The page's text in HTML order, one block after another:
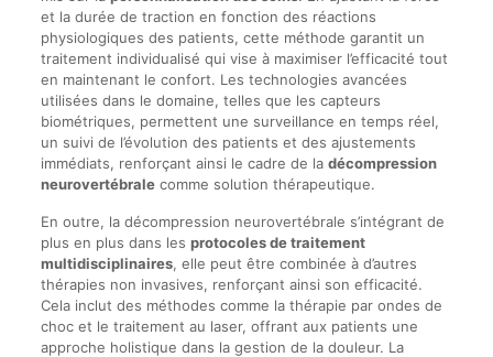
et la durée de traction en fonction des réactions
physiologiques des patients, cette méthode garantit un
traitement individualisé qui vise à maximiser l’efficacité tout
en maintenant le confort. Les technologies avancées
utilisées dans le domaine, telles que les capteurs
biométriques, permettent une surveillance en temps réel,
un suivi de l’évolution des patients et des ajustements
immédiats, renforçant ainsi le cadre de la décompression
neurovertébralecomme solution thérapeutique.
En outre, la décompression neurovertébrale s’intégrant de
plus en plus dans les protocoles de traitement
multidisciplinaires, elle peut être combinée à d’autres
thérapies non invasives, renforçant ainsi son efficacité.
Cela inclut des méthodes comme la thérapie par ondes de
choc et le traitement au laser, offrant aux patients une
approche holistique dans la gestion de la douleur. La